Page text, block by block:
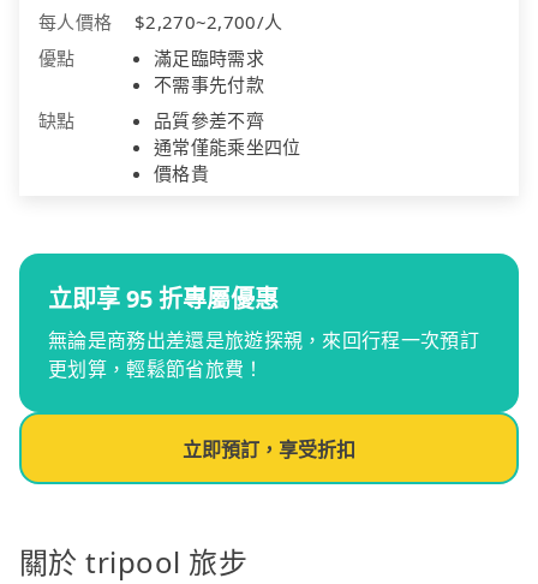
每人價格
$2,270~2,700/人
優點
滿足臨時需求
不需事先付款
缺點
品質參差不齊
通常僅能乘坐四位
價格貴
立即享 95 折專屬優惠
無論是商務出差還是旅遊探親，來回行程一次預訂
更划算，輕鬆節省旅費！
立即預訂，享受折扣
關於 tripool 旅步